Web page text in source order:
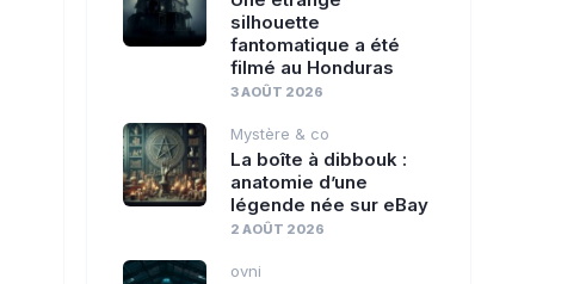
silhouette
fantomatique a été
filmé au Honduras
3 AOÛT 2026
Mystère & co
La boîte à dibbouk :
anatomie d’une
légende née sur eBay
2 AOÛT 2026
ovni